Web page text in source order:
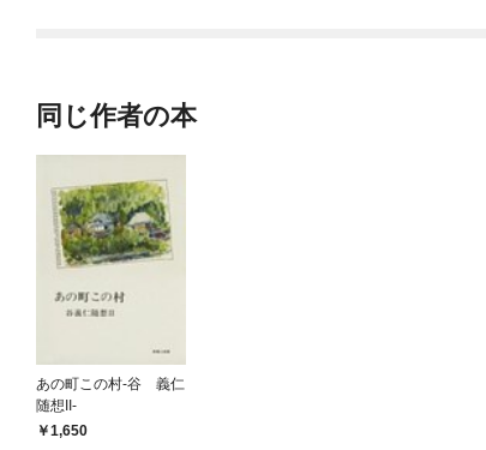
同じ作者の本
あの町この村-谷 義仁
随想II-
1,650